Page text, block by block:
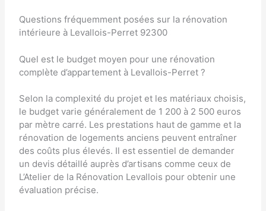
Questions fréquemment posées sur la rénovation
intérieure à Levallois-Perret 92300
Quel est le budget moyen pour une rénovation
complète d’appartement à Levallois-Perret ?
Selon la complexité du projet et les matériaux choisis,
le budget varie généralement de 1 200 à 2 500 euros
par mètre carré. Les prestations haut de gamme et la
rénovation de logements anciens peuvent entraîner
des coûts plus élevés. Il est essentiel de demander
un devis détaillé auprès d’artisans comme ceux de
L’Atelier de la Rénovation Levallois pour obtenir une
évaluation précise.